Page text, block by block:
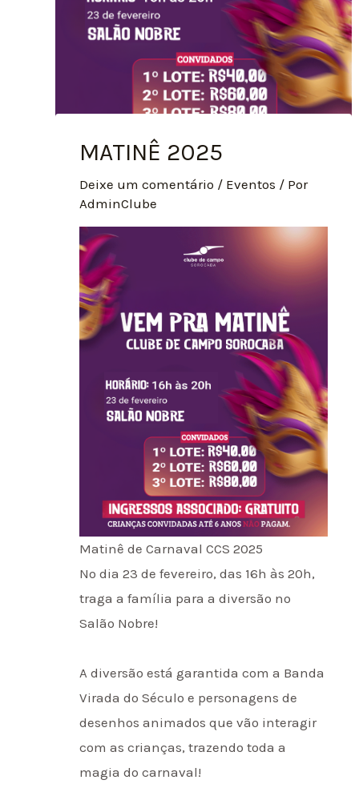
MATINÊ 2025
Deixe um comentário / Eventos / Por
AdminClube
Matinê de Carnaval CCS 2025
No dia 23 de fevereiro, das 16h às 20h,
traga a família para a diversão no
Salão Nobre!
A diversão está garantida com a Banda
Virada do Século e personagens de
desenhos animados que vão interagir
com as crianças, trazendo toda a
magia do carnaval!